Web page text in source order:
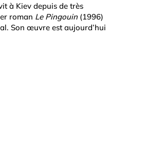
à Kiev depuis de très
roman Le Pingouin (1996)
Son œuvre est aujourd’hui